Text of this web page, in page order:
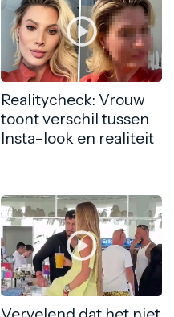
Realitycheck: Vrouw
toont verschil tussen
Insta-look en realiteit